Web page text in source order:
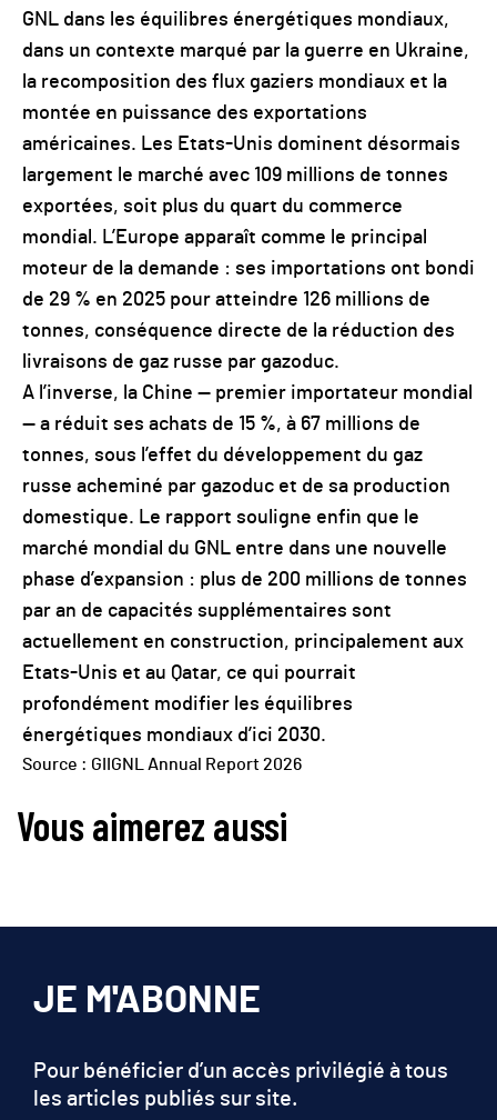
GNL dans les équilibres énergétiques mondiaux,
dans un contexte marqué par la guerre en Ukraine,
la recomposition des flux gaziers mondiaux et la
montée en puissance des exportations
américaines. Les Etats-Unis dominent désormais
largement le marché avec 109 millions de tonnes
exportées, soit plus du quart du commerce
mondial. L’Europe apparaît comme le principal
moteur de la demande : ses importations ont bondi
de 29 % en 2025 pour atteindre 126 millions de
tonnes, conséquence directe de la réduction des
livraisons de gaz russe par gazoduc.
A l’inverse, la Chine — premier importateur mondial
— a réduit ses achats de 15 %, à 67 millions de
tonnes, sous l’effet du développement du gaz
russe acheminé par gazoduc et de sa production
domestique. Le rapport souligne enfin que le
marché mondial du GNL entre dans une nouvelle
phase d’expansion : plus de 200 millions de tonnes
par an de capacités supplémentaires sont
actuellement en construction, principalement aux
Etats-Unis et au Qatar, ce qui pourrait
profondément modifier les équilibres
énergétiques mondiaux d’ici 2030.
Source : GIIGNL Annual Report 2026
Vous aimerez aussi
JE M'ABONNE
Pour bénéficier d’un accès privilégié à tous
les articles publiés sur site.